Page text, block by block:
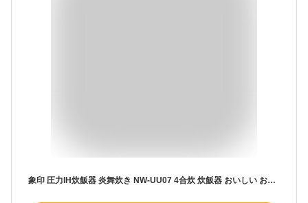
象印 圧力IH炊飯器 炎舞炊き NW-UU07 4合炊 炊飯器 おいしい お米 NWUU07 炊飯ジャー ブラック ホワイト 豪炎かまど釜 ZOJIRUSHI